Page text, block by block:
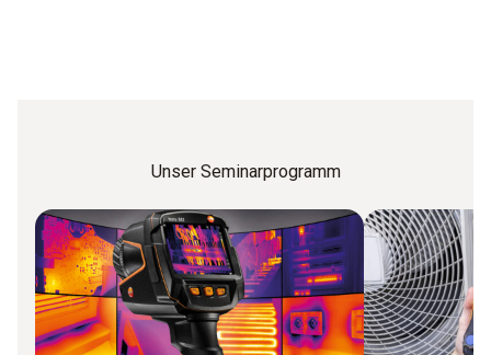
Unser Seminarprogramm